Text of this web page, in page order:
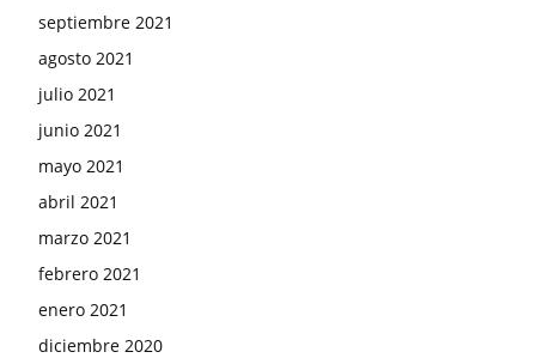
septiembre 2021
agosto 2021
julio 2021
junio 2021
mayo 2021
abril 2021
marzo 2021
febrero 2021
enero 2021
diciembre 2020